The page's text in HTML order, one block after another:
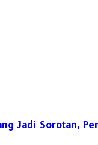
Jadi Sorotan,